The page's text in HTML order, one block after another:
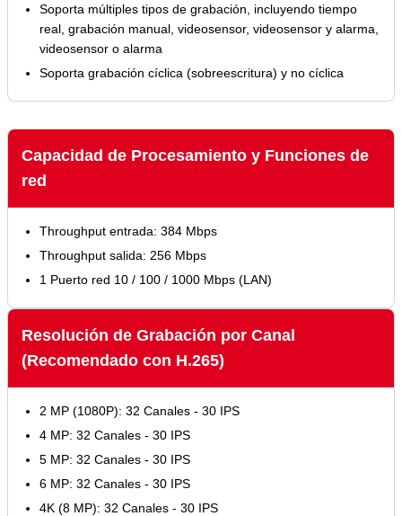
Soporta múltiples tipos de grabación, incluyendo tiempo
real, grabación manual, videosensor, videosensor y alarma,
videosensor o alarma
Soporta grabación cíclica (sobreescritura) y no cíclica
Capacidad de Procesamiento y Funciones de
red
Throughput entrada: 384 Mbps
Throughput salida: 256 Mbps
1 Puerto red 10 / 100 / 1000 Mbps (LAN)
Resolución de Grabación por Canal
(Recomendado con H.265)
2 MP (1080P): 32 Canales - 30 IPS
4 MP: 32 Canales - 30 IPS
5 MP: 32 Canales - 30 IPS
6 MP: 32 Canales - 30 IPS
4K (8 MP): 32 Canales - 30 IPS